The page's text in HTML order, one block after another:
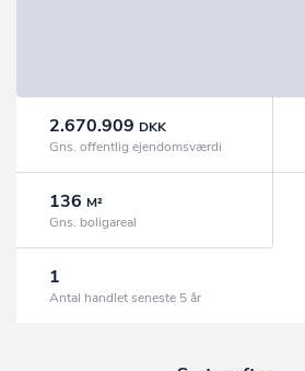
2.670.909 DKK
Gns. offentlig ejendomsværdi
136 M²
Gns. boligareal
1
Antal handlet seneste 5 år